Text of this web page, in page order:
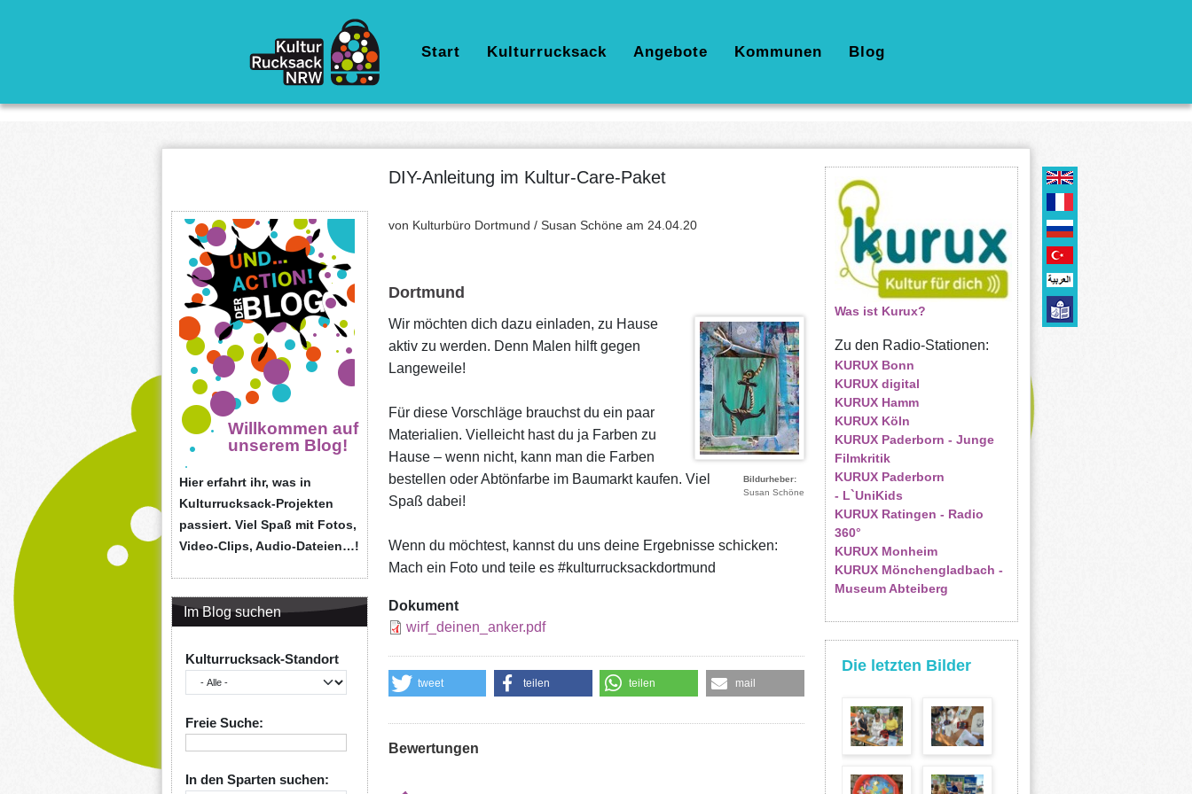
Hauptnavigation
Start Kulturrucksack Angebote Kommunen Blog
Willkommen auf
unserem Blog!
Hier erfahrt ihr, was in
Kulturrucksack-Projekten
passiert. Viel Spaß mit Fotos,
Video-Clips, Audio-Dateien…!
Im Blog suchen
Kulturrucksack-Standort
Freie Suche:
In den Sparten suchen:
DIY-Anleitung im Kultur-Care-Paket
von Kulturbüro Dortmund / Susan Schöne am 24.04.20
Dortmund
Bildurheber
Susan Schöne
Wir möchten dich dazu einladen, zu Hause
aktiv zu werden. Denn Malen hilft gegen
Langeweile!
Für diese Vorschläge brauchst du ein paar
Materialien. Vielleicht hast du ja Farben zu
Hause – wenn nicht, kann man die Farben
bestellen oder Abtönfarbe im Baumarkt kaufen. Viel
Spaß dabei!
Wenn du möchtest, kannst du uns deine Ergebnisse schicken:
Mach ein Foto und teile es #kulturrucksackdortmund
Dokument
wirf_deinen_anker.pdf
tweet teilen teilen mail
Bewertungen
Was ist Kurux?
Zu den Radio-Stationen:
KURUX Bonn
KURUX digital
KURUX Hamm
KURUX Köln
KURUX Paderborn - Junge
Filmkritik
KURUX Paderborn
- L`UniKids
KURUX Ratingen - Radio
360°
KURUX Monheim
KURUX Mönchengladbach -
Museum Abteiberg
Die letzten Bilder